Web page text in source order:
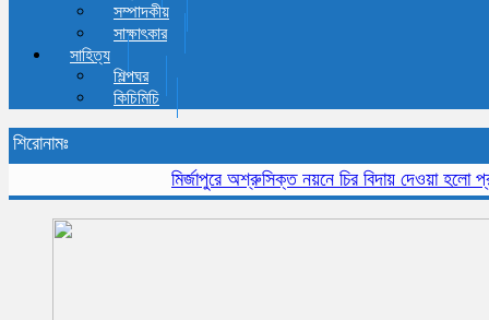
সম্পাদকীয়
সাক্ষাৎকার
সাহিত্য
শিল্পঘর
কিচিমিচি
শিরোনামঃ
মির্জাপুরে অশ্রুসিক্ত নয়নে চির বিদায় দেওয়া হলো প্রবীন